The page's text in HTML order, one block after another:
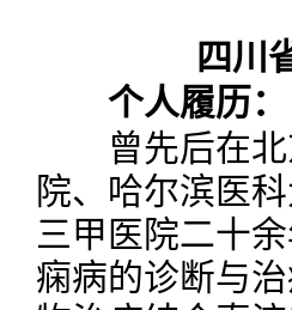
四川
个人履历：
曾先后在北
院、哈尔滨医
三甲医院二十
痫病的诊断与